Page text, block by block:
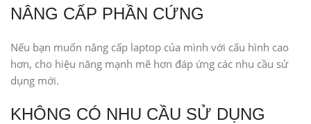
NÂNG CẤP PHẦN CỨNG
Nếu bạn muốn nâng cấp laptop của mình với cấu hình cao
hơn, cho hiệu năng mạnh mẽ hơn đáp ứng các nhu cầu sử
dụng mới.
KHÔNG CÓ NHU CẦU SỬ DỤNG